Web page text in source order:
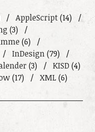
AppleScript(14)
(3)
(6)
InDesign(79)
(3) KISD (4)
(17) XML(6)